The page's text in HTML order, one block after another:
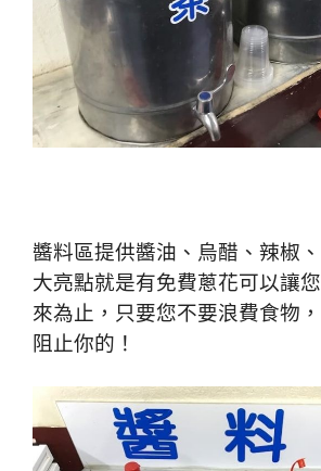
醬料區提供醬油、烏醋、辣椒
大亮點就是有免費蔥花可以讓
來為止，只要您不要浪費食物
阻止你的！